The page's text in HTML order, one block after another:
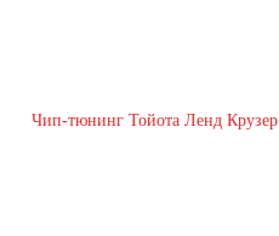
Чип-тюнинг Тойота Ленд Крузер